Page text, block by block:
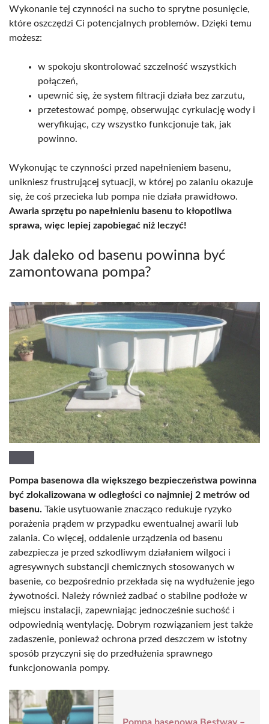
Wykonanie tej czynności na sucho to sprytne posunięcie,
które oszczędzi Ci potencjalnych problemów. Dzięki temu
możesz:
w spokoju skontrolować szczelność wszystkich
połączeń,
upewnić się, że system filtracji działa bez zarzutu,
przetestować pompę, obserwując cyrkulację wody i
weryfikując, czy wszystko funkcjonuje tak, jak
powinno.
Wykonując te czynności przed napełnieniem basenu,
unikniesz frustrującej sytuacji, w której po zalaniu okazuje
się, że coś przecieka lub pompa nie działa prawidłowo.
Awaria sprzętu po napełnieniu basenu to kłopotliwa
sprawa, więc lepiej zapobiegać niż leczyć!
Jak daleko od basenu powinna być
zamontowana pompa?
Pompa basenowa dla większego bezpieczeństwa powinna
być zlokalizowana w odległości co najmniej 2 metrów od
basenu. Takie usytuowanie znacząco redukuje ryzyko
porażenia prądem w przypadku ewentualnej awarii lub
zalania. Co więcej, oddalenie urządzenia od basenu
zabezpiecza je przed szkodliwym działaniem wilgoci i
agresywnych substancji chemicznych stosowanych w
basenie, co bezpośrednio przekłada się na wydłużenie jego
żywotności. Należy również zadbać o stabilne podłoże w
miejscu instalacji, zapewniając jednocześnie suchość i
odpowiednią wentylację. Dobrym rozwiązaniem jest także
zadaszenie, ponieważ ochrona przed deszczem w istotny
sposób przyczyni się do przedłużenia sprawnego
funkcjonowania pompy.